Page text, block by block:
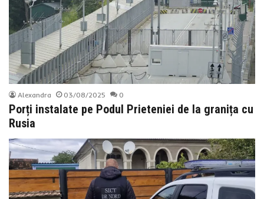
Alexandra 03/08/2025 0
Porți instalate pe Podul Prieteniei de la granița cu
Rusia